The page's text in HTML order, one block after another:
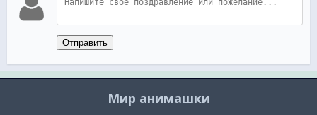
Отправить
Мир анимашки